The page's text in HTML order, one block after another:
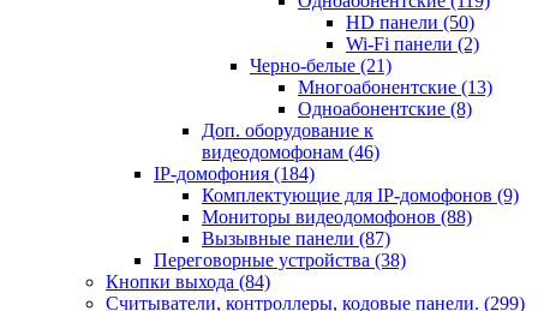
HD панели (50)
Wi-Fi панели (2)
Черно-белые (21)
Многоабонентские (13)
Одноабонентские (8)
Доп. оборудование к
видеодомофонам (46)
IP-домофония (184)
Комплектующие для IP-домофонов (9)
Мониторы видеодомофонов (88)
Вызывные панели (87)
Переговорные устройства (38)
Кнопки выхода (84)
Считыватели, контроллеры, кодовые панели. (299)